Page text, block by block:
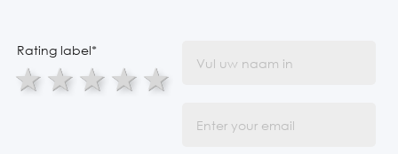
Rating label*
5 stars
4 stars
3 stars
2 stars
1 star